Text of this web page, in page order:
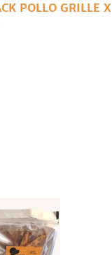
POLLO GRILLE X